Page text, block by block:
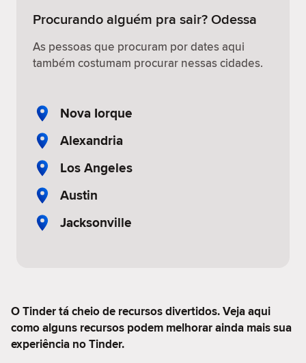
Procurando alguém pra sair? Odessa
As pessoas que procuram por dates aqui
também costumam procurar nessas cidades.
Nova Iorque
Alexandria
Los Angeles
Austin
Jacksonville
O Tinder tá cheio de recursos divertidos. Veja aqui
como alguns recursos podem melhorar ainda mais sua
experiência no Tinder.